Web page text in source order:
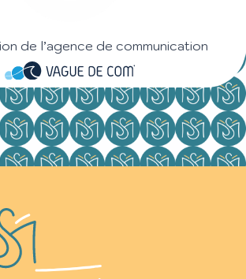
de l’agence de communication